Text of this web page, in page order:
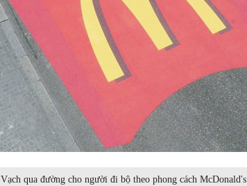
Vạch qua đường cho người đi bộ theo phong cách McDonald's